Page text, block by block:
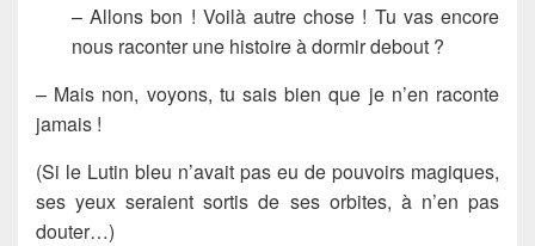
– Allons bon ! Voilà autre chose ! Tu vas encore
nous raconter une histoire à dormir debout ?
– Mais non, voyons, tu sais bien que je n’en raconte
jamais !
(Si le Lutin bleu n’avait pas eu de pouvoirs magiques,
ses yeux seraient sortis de ses orbites, à n’en pas
douter…)